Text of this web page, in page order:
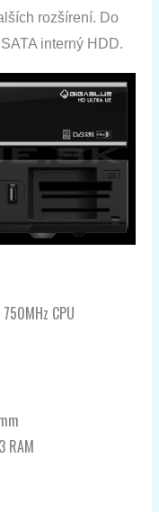
rozšírení. Do
interný HDD.
CPU
RAM